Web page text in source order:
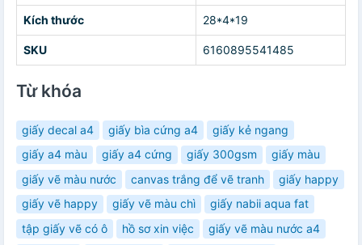
Kích thước 28*4*19
SKU 6160895541485
Từ khóa
giấy decal a4 giấy bìa cứng a4
giấy kẻ ngang
giấy a4 màu
giấy a4 cứng giấy 300gsm
giấy màu
giấy vẽ màu nước
canvas trắng để vẽ tranh
giấy happy
giấy vẽ happy
giấy vẽ màu chì
giấy nabii aqua fat
tập giấy vẽ có ô
hồ sơ xin việc
giấy vẽ màu nước a4